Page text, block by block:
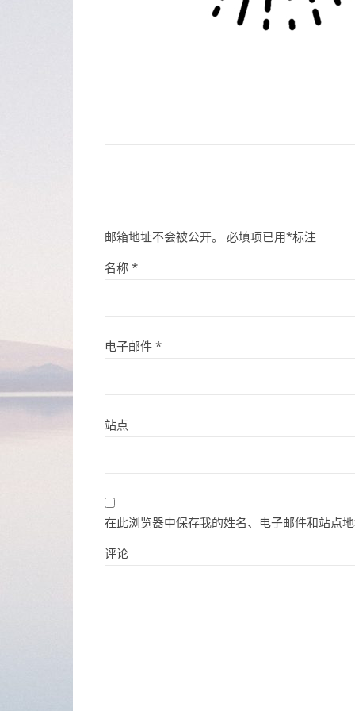
邮箱地址不会被公开。 必填项已用*标注
名称 *
电子邮件 *
站点
在此浏览器中保存我的姓名、电子邮件和站点
评论